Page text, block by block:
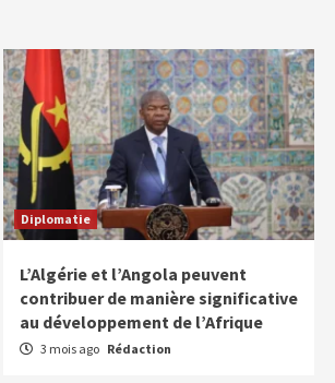
Diplomatie
L’Algérie et l’Angola peuvent
contribuer de manière significative
au développement de l’Afrique
3 mois ago Rédaction